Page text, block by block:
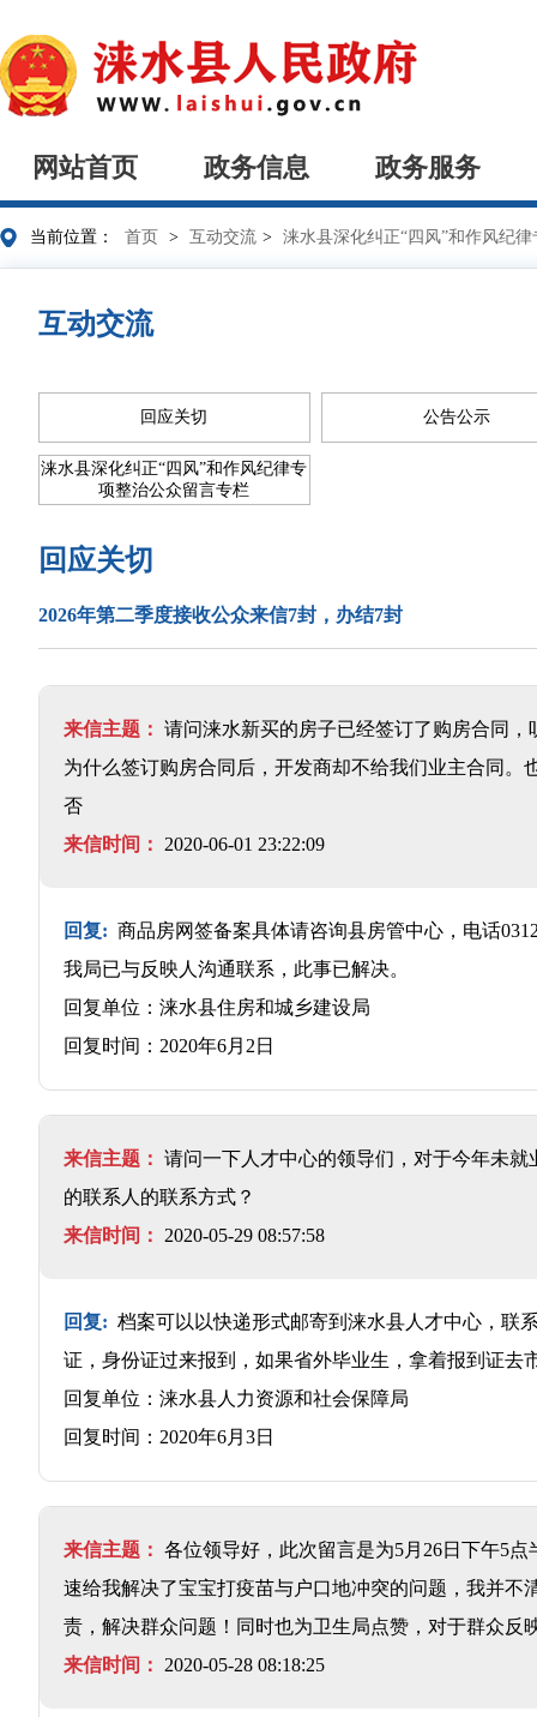
网站首页 政务信息 政务服务
当前位置： 首页 > 互动交流 > 涞水县深化纠正“四风”和作风纪
互动交流
回应关切 公告公示
涞水县深化纠正“四风”和作风纪律专
项整治公众留言专栏
回应关切
2026年第二季度接收公众来信7封，办结7封
来信主题： 请问涞水新买的房子已经签订了购房合同
为什么签订购房合同后，开发商却不给我们业主合同
否
来信时间：
2020-06-01 23:22:09
回复: 商品房网签备案具体请咨询县房管中心，电话
我局已与反映人沟通联系，此事已解决。
回复单位：涞水县住房和城乡建设局
回复时间：2020年6月2日
来信主题： 请问一下人才中心的领导们，对于今年未
的联系人的联系方式？
来信时间：
2020-05-29 08:57:58
回复: 档案可以以快递形式邮寄到涞水县人才中心，联
证，身份证过来报到，如果省外毕业生，拿着报到证
回复单位：涞水县人力资源和社会保障局
回复时间：2020年6月3日
来信主题： 各位领导好，此次留言是为5月26日下午5
速给我解决了宝宝打疫苗与户口地冲突的问题，我并
责，解决群众问题！同时也为卫生局点赞，对于群众
来信时间：
2020-05-28 08:18:25